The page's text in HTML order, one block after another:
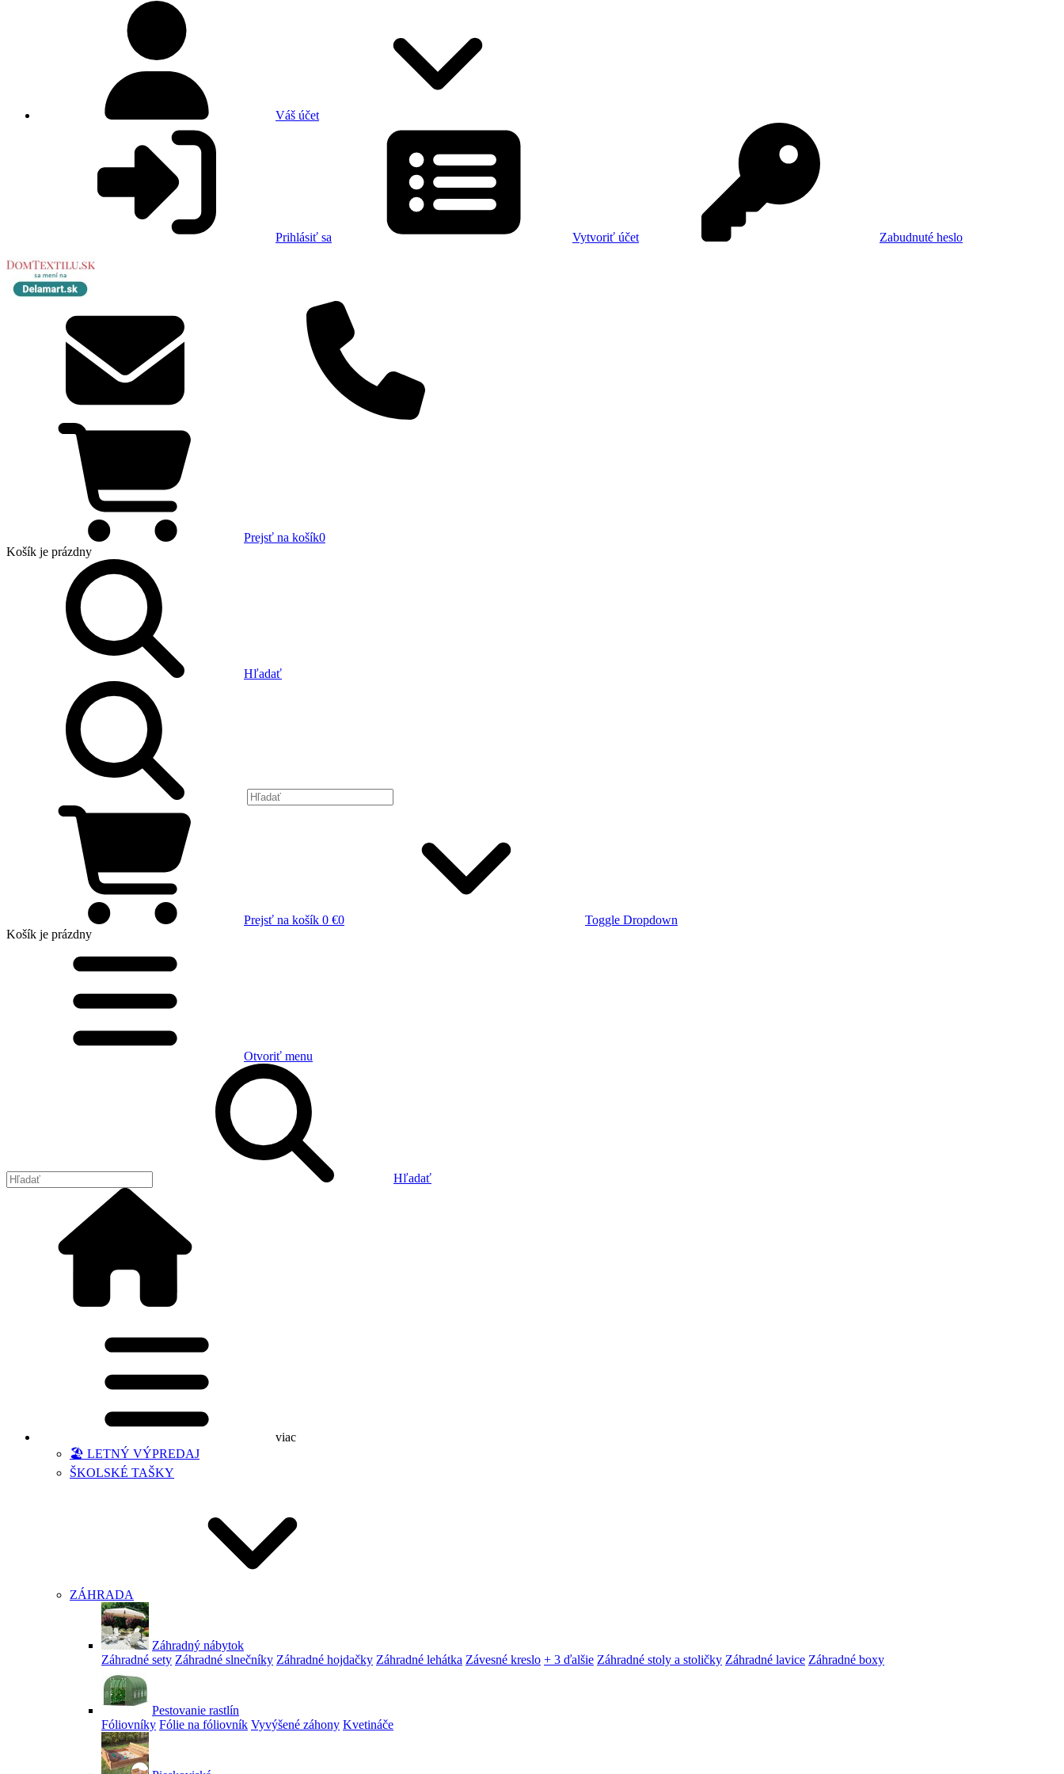
Váš účet
Prihlásiť sa Vytvoriť účet Zabudnuté heslo
Prejsť na košík0
Košík je prázdny
Hľadať
Prejsť na košík 0 €0
Toggle Dropdown
Košík je prázdny
Otvoriť menu
Hľadať
viac
🏖️ LETNÝ VÝPREDAJ
ŠKOLSKÉ TAŠKY
ZÁHRADA
Záhradný nábytok
Záhradné sety Záhradné slnečníky Záhradné hojdačky Záhradné lehátka Závesné kreslo + 3 ďalšie Záhradné stoly a stoličky Záhradné lavice Záhradné boxy
Pestovanie rastlín
Fóliovníky Fólie na fóliovník Vyvýšené záhony Kvetináče